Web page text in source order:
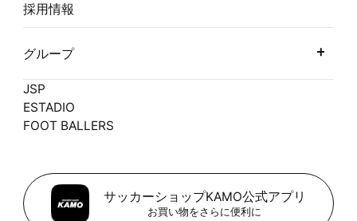
採用情報
グループ
JSP
ESTADIO
FOOT BALLERS
サッカーショップKAMO公式アプリ
お買い物をさらに便利に